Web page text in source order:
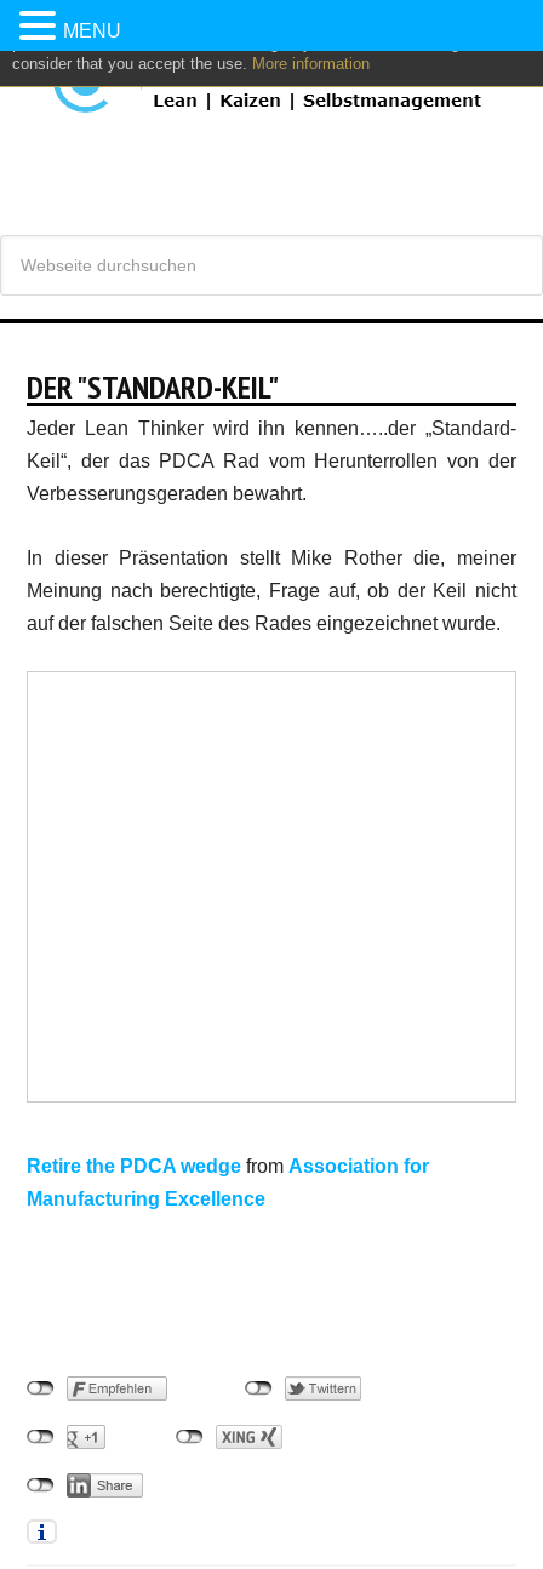
This website uses own and/or third parties cookies to: analyze,
personalize content and/or advertising. If you continue browsing, we
consider that you accept the use. More information
DER "STANDARD-KEIL"
Jeder Lean Thinker wird ihn kennen…..der „Standard-
Keil“, der das PDCA Rad vom Herunterrollen von der
Verbesserungsgeraden bewahrt.
In dieser Präsentation stellt Mike Rother die, meiner
Meinung nach berechtigte, Frage auf, ob der Keil nicht
auf der falschen Seite des Rades eingezeichnet wurde.
Retire the PDCA wedge fromAssociation for
Manufacturing Excellence
MENU